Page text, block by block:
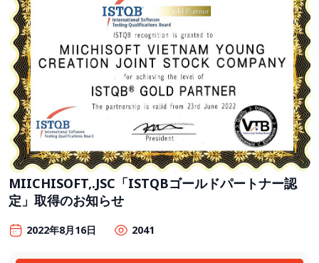
MIICHISOFT,.JSC「ISTQBゴールドパートナー認
定」取得のお知らせ
2022年8月16日 2041